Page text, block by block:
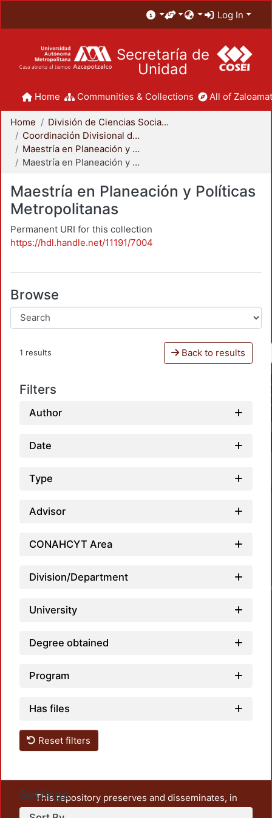
Log In
Secretaría de
Unidad
Home Communities & Collections All of
Home
División de Ciencias Sociales y Humanidades
Coordinación Divisional de Posgrado
Maestría en Planeación y Políticas Metropolitanas
Maestría en Planeación y Políticas Metropolitanas
Maestría en Planeación y Políticas
Metropolitanas
Permanent URI for this collection
https://hdl.handle.net/11191/7004
Browse
1 results Back to results
Filters
Author
Date
Type
Advisor
CONAHCYT Area
Division/Department
University
Degree obtained
Program
Has files
Reset filters
Settings
This repository preserves and disseminates, in
unrestricted open access, the teaching and research